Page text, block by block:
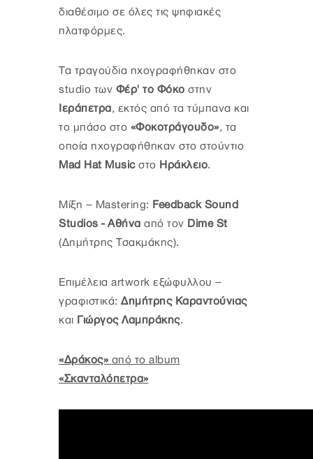
διαθέσιμο σε όλες τις ψηφιακές
πλατφόρμες.
Τα τραγούδια ηχογραφήθηκαν στο
studio των Φέρ' το Φόκο στην
Ιεράπετρα, εκτός από τα τύμπανα και
το μπάσο στο «Φοκοτράγουδο», τα
οποία ηχογραφήθηκαν στο στούντιο
Μad Ηat Μusicστο Ηράκλειο.
Μίξη – Mastering: Feedback Sound
Studios - Αθήνα από τον Dime St
(Δημήτρης Τσακμάκης).
Επιμέλεια artwork εξώφυλλου –
γραφιστικά: Δημήτρης Καραντούνιας
και Γιώργος Λαμπράκης.
«Δράκος» από το album
«Σκανταλόπετρα»